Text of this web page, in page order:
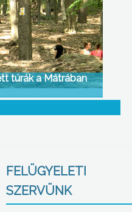
túrák a Mátrában
FELÜGYELETI
SZERVÜNK